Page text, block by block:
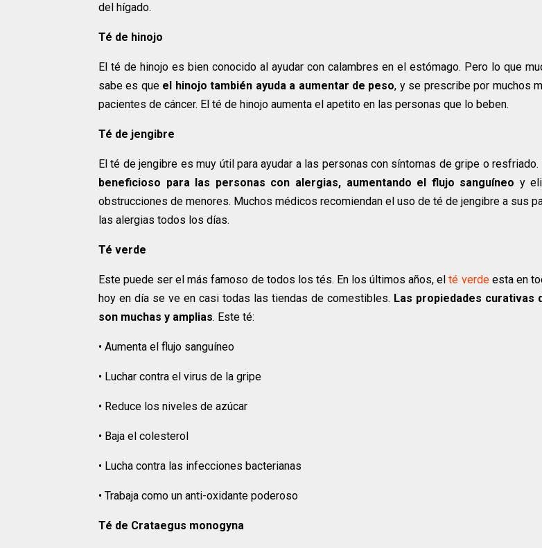
del hígado.
Té de hinojo
El té de hinojo es bien conocido al ayudar con calambres en el estómago. Pero lo que
sabe es que el hinojo también ayuda a aumentar de peso, y se prescribe por muchos
pacientes de cáncer. El té de hinojo aumenta el apetito en las personas que lo beben.
Té de jengibre
El té de jengibre es muy útil para ayudar a las personas con síntomas de gripe o resfriado.
beneficioso para las personas con alergias, aumentando el flujo sanguíneo y
obstrucciones de menores. Muchos médicos recomiendan el uso de té de jengibre a sus
las alergias todos los días.
Té verde
Este puede ser el más famoso de todos los tés. En los últimos años, elté verdeesta en
hoy en día se ve en casi todas las tiendas de comestibles. Las propiedades curativas
son muchas y amplias. Este té:
• Aumenta el flujo sanguíneo
• Luchar contra el virus de la gripe
• Reduce los niveles de azúcar
• Baja el colesterol
• Lucha contra las infecciones bacterianas
• Trabaja como un anti-oxidante poderoso
Té de Crataegus monogyna